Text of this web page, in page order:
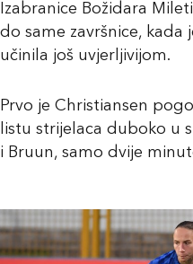
Izabranice Božidara
do same završnice, kada
učinila još uvjerljivijom.
Prvo je Christiansen
listu strijelaca duboko u
i Bruun, samo dvije